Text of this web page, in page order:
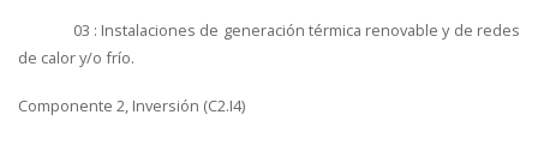
03 : Instalaciones de generación térmica renovable y de redes
de calor y/o frío.
Componente 2, Inversión (C2.I4)